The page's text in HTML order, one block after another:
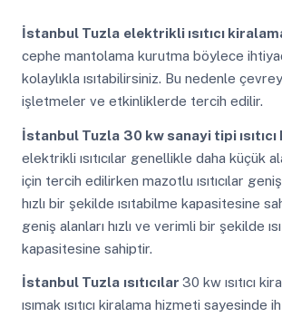
İstanbul Tuzla elektrikli ısıtıcı
cephe mantolama kurutma böylece
kolaylıkla ısıtabilirsiniz. Bu nedenle
işletmeler ve etkinliklerde tercih edilir.
İstanbul Tuzla 30 kw sanayi tipi ısıtıcı
elektrikli ısıtıcılar genellikle daha küçük
için tercih edilirken mazotlu ısıtıcılar
hızlı bir şekilde ısıtabilme kapasitesine
geniş alanları hızlı ve verimli bir şekilde
kapasitesine sahiptir.
İstanbul Tuzla ısıtıcılar 30 kw ısıtıcı
ısımak ısıtıcı kiralama hizmeti sayesinde